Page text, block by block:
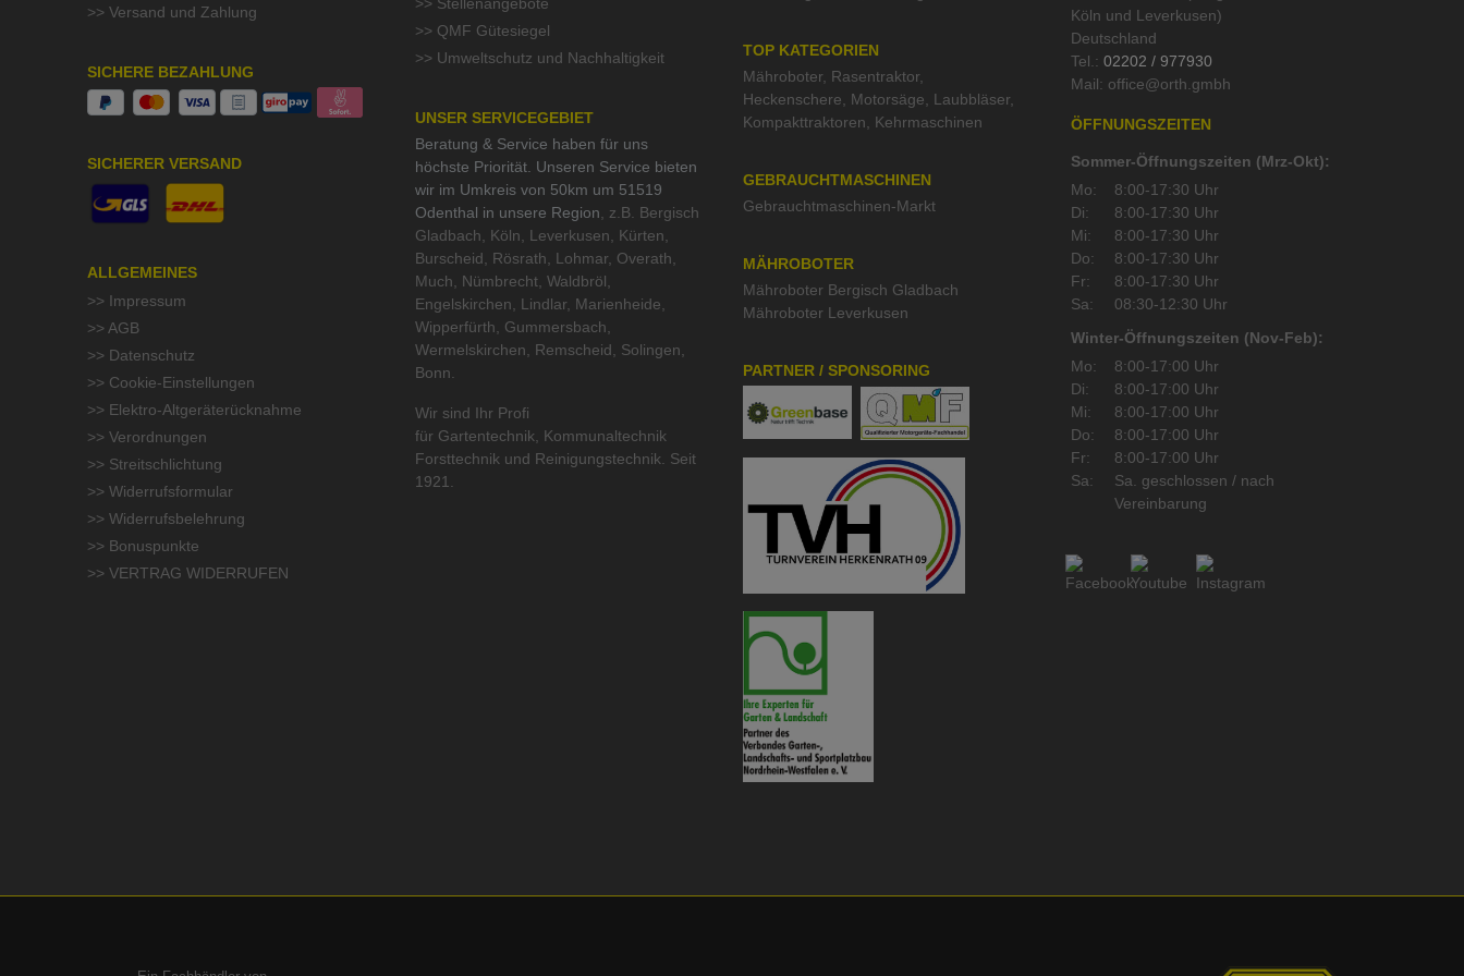
>> Versand und Zahlung
SICHERE BEZAHLUNG
SICHERER VERSAND
ALLGEMEINES
>> Impressum
>> AGB
>> Datenschutz
>> Cookie-Einstellungen
>> Elektro-Altgeräterücknahme
>> Verordnungen
>> Streitschlichtung
>> Widerrufsformular
>> Widerrufsbelehrung
>> Bonuspunkte
>> VERTRAG WIDERRUFEN
>> QMF Gütesiegel
>> Umweltschutz und Nachhaltigkeit
UNSER SERVICEGEBIET
Beratung & Service haben für uns
höchste Priorität. Unseren Service bieten
wir im Umkreis von 50km um 51519
Odenthal in unsere Region , z.B. Bergisch
Gladbach, Köln, Leverkusen, Kürten,
Burscheid, Rösrath, Lohmar, Overath,
Much, Nümbrecht, Waldbröl,
Engelskirchen, Lindlar, Marienheide,
Wipperfürth, Gummersbach,
Wermelskirchen, Remscheid, Solingen,
Bonn.
Wir sind Ihr Profi
für Gartentechnik
Kommunaltechnik
Forsttechnik und Reinigungstechnik . Seit
1921.
TOP KATEGORIEN
Mähroboter Rasentraktor
Heckenschere
Motorsäge Laubbläser
Kompakttraktoren
Kehrmaschinen
GEBRAUCHTMASCHINEN
Gebrauchtmaschinen-Markt
MÄHROBOTER
Mähroboter Bergisch Gladbach
Mähroboter Leverkusen
PARTNER / SPONSORING
Köln und Leverkusen)
Deutschland
Tel.: 02202 / 977930
Mail:
ÖFFNUNGSZEITEN
Sommer-Öffnungszeiten (Mrz-Okt):
Mo:
8:00-17:30 Uhr
Di:
8:00-17:30 Uhr
Mi:
8:00-17:30 Uhr
Do:
8:00-17:30 Uhr
Fr:
8:00-17:30 Uhr
Sa:
08:30-12:30 Uhr
Winter-Öffnungszeiten (Nov-Feb):
Mo:
8:00-17:00 Uhr
Di:
8:00-17:00 Uhr
Mi:
8:00-17:00 Uhr
Do:
8:00-17:00 Uhr
Fr:
8:00-17:00 Uhr
Sa:
Sa. geschlossen / nach
Vereinbarung